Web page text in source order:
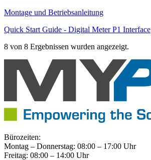
Montage und Betriebsanleitung
Quick Start Guide - Digital Meter P1 Interface
8 von 8 Ergebnissen wurden angezeigt.
Bürozeiten:
Montag – Donnerstag: 08:00 – 17:00 Uhr
Freitag: 08:00 – 14:00 Uhr